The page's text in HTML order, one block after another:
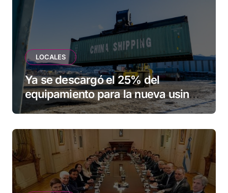
LOCALES
Ya se descargó el 25% del
equipamiento para la nueva usina
de Ushuaia